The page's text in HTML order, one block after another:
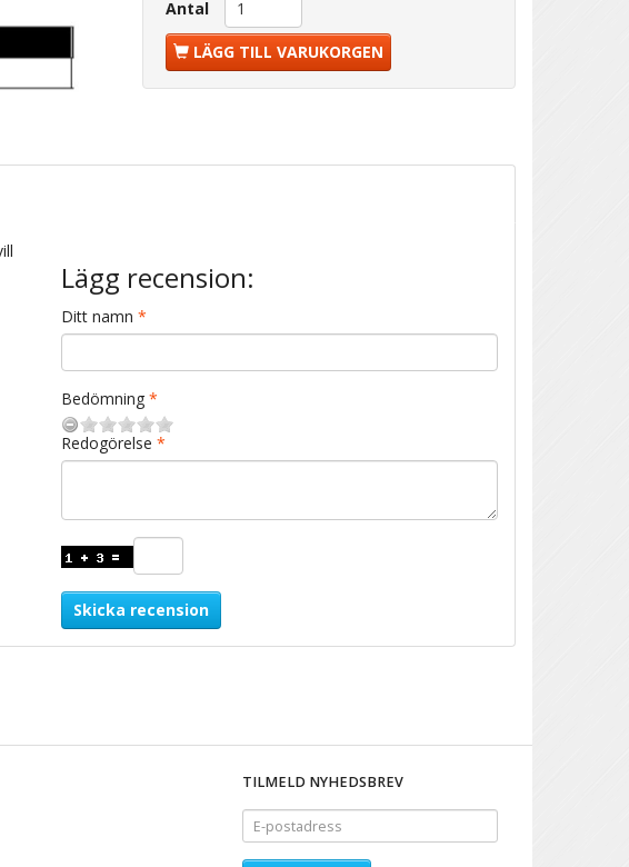
Antal
LÄGG TILL VARUKORGEN
Lägg recension:
Ditt namn
Bedömning
Redogörelse
Skicka recension
TILMELD NYHEDSBREV
E-
postadress